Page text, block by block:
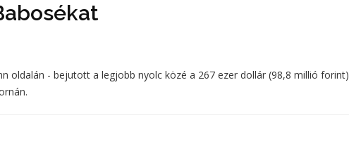
oldalán - bejutott a legjobb nyolc közé a 267 ezer dollár (98,8 millió forint)